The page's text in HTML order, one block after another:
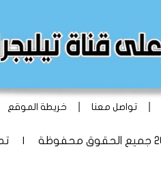
تواصل معنا خريطة الموقع